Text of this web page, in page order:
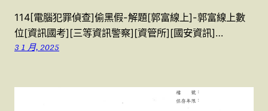
114[電腦犯罪偵查]偷黑假-解題[郭富線上]-郭富線上數
位[資訊國考][三等資訊警察][資管所][國安資訊]…
3 1 月, 2025